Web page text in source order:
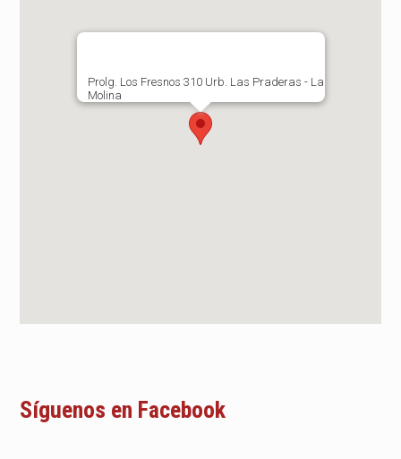
Prolg. Los Fresnos 310 Urb. Las Praderas - La
Molina
Síguenos en Facebook